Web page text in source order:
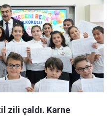
zili çaldı. Karne